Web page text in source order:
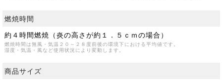
燃焼時間
約４時間燃焼（炎の高さが約１．５ｃｍの場合）
燃焼時間は無風・気温２０～２８度前後の環境下における平均値です。
湿度・気温・風など使用状況により変動します。
商品サイズ